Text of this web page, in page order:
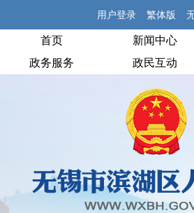
用户登录 繁体版
首页 新闻中心
政务服务
政民互动